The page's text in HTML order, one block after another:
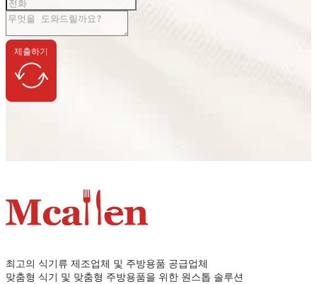
제출하기
최고의 식기류 제조업체 및 주방용품 공급업체
맞춤형 식기 및 맞춤형 주방용품을 위한 원스톱 솔루션